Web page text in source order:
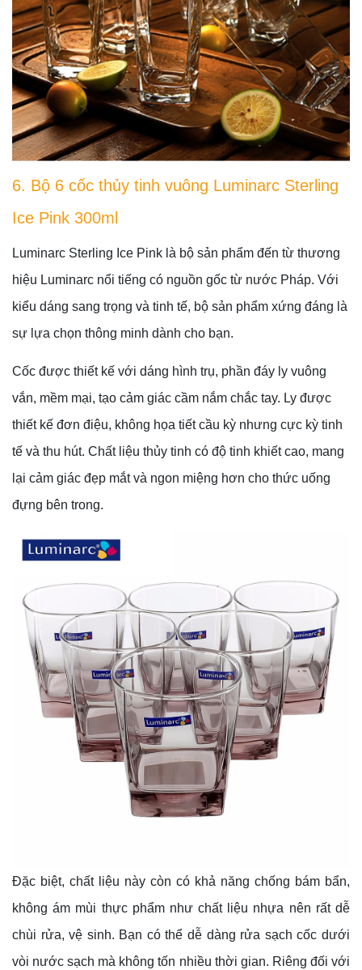
6. Bộ 6 cốc thủy tinh vuông Luminarc Sterling
Ice Pink 300ml
Luminarc Sterling Ice Pink là bộ sản phẩm đến từ thương
hiệu Luminarc nổi tiếng có nguồn gốc từ nước Pháp. Với
kiểu dáng sang trọng và tinh tế, bộ sản phẩm xứng đáng là
sự lựa chọn thông minh dành cho bạn.
Cốc được thiết kế với dáng hình trụ, phần đáy ly vuông
vắn, mềm mại, tạo cảm giác cầm nắm chắc tay. Ly được
thiết kế đơn điệu, không họa tiết cầu kỳ nhưng cực kỳ tinh
tế và thu hút. Chất liệu thủy tinh có độ tinh khiết cao, mang
lại cảm giác đẹp mắt và ngon miệng hơn cho thức uống
đựng bên trong.
Đặc biệt, chất liệu này còn có khả năng chống bám bẩn,
không ám mùi thực phẩm như chất liệu nhựa nên rất dễ
chùi rửa, vệ sinh. Bạn có thể dễ dàng rửa sạch cốc dưới
vòi nước sạch mà không tốn nhiều thời gian. Riêng đối với